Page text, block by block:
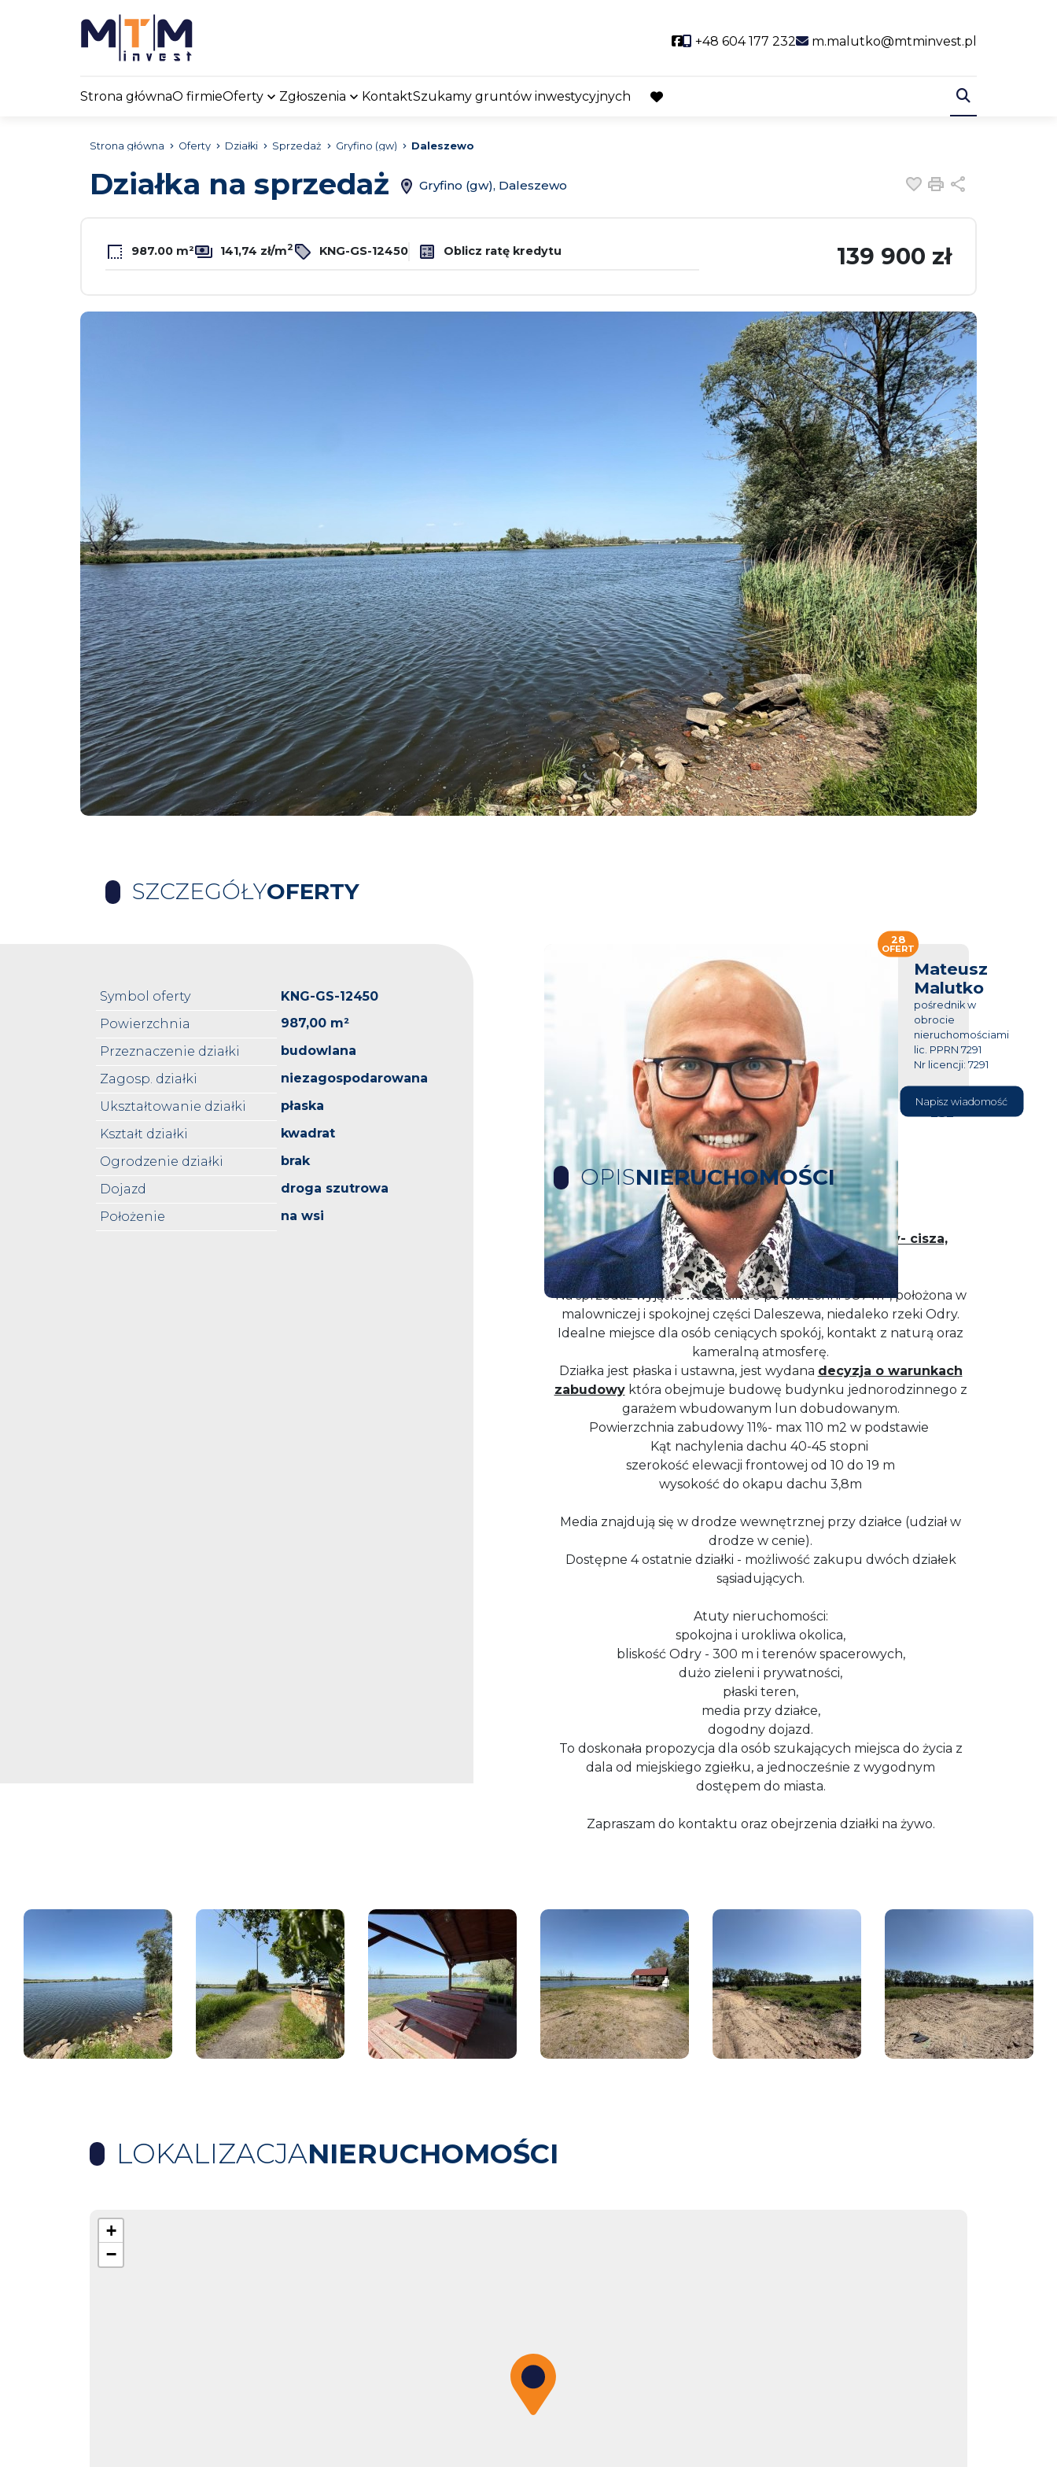
Social link
+48 604 177 232 m.malutko@mtminvest.pl
Strona głównaO firmieOferty Zgłoszenia KontaktSzukamy gruntów inwestycyjnych
favorite
Strona główna Oferty Działki Sprzedaż Gryfino (gw) Daleszewo
Działka na sprzedaż Gryfino (gw), Daleszewo Dodaj do
Drukuj
987.00 m² 141,74 zł/m2 KNG-GS-12450 Oblicz ratę kredytu 139 900 zł
SZCZEGÓŁYOFERTY
Symbol oferty
KNG-GS-12450
Powierzchnia
987,00 m²
Przeznaczenie działki
budowlana
Zagosp. działki
niezagospodarowana
Ukształtowanie działki
płaska
Kształt działki
kwadrat
Ogrodzenie działki
brak
Dojazd
droga szutrowa
Położenie
na wsi
Mateusz
Malutko
pośrednik w
obrocie
nieruchomościami
lic. PPRN 7291
Nr licencji: 7291
604 177
232
Napisz wiadomość
28
OFERT
OPISNIERUCHOMOŚCI
Działka na sprzedaż Daleszewo, niedaleko Odry- cisza,
natura i prywatność
Na sprzedaż wyjątkowa działka o powierzchni 987 m², położona w
malowniczej i spokojnej części Daleszewa, niedaleko rzeki Odry.
Idealne miejsce dla osób ceniących spokój, kontakt z naturą oraz
kameralną atmosferę.
Działka jest płaska i ustawna, jest wydana decyzja o warunkach
zabudowyktóra obejmuje budowę budynku jednorodzinnego z
garażem wbudowanym lun dobudowanym.
Powierzchnia zabudowy 11%- max 110 m2 w podstawie
Kąt nachylenia dachu 40-45 stopni
szerokość elewacji frontowej od 10 do 19 m
wysokość do okapu dachu 3,8m
Media znajdują się w drodze wewnętrznej przy działce (udział w
drodze w cenie).
Dostępne 4 ostatnie działki - możliwość zakupu dwóch działek
sąsiadujących.
Atuty nieruchomości:
spokojna i urokliwa okolica,
bliskość Odry - 300 m i terenów spacerowych,
dużo zieleni i prywatności,
płaski teren,
media przy działce,
dogodny dojazd.
To doskonała propozycja dla osób szukających miejsca do życia z
dala od miejskiego zgiełku, a jednocześnie z wygodnym
dostępem do miasta.
Zapraszam do kontaktu oraz obejrzenia działki na żywo.
LOKALIZACJANIERUCHOMOŚCI
+
−